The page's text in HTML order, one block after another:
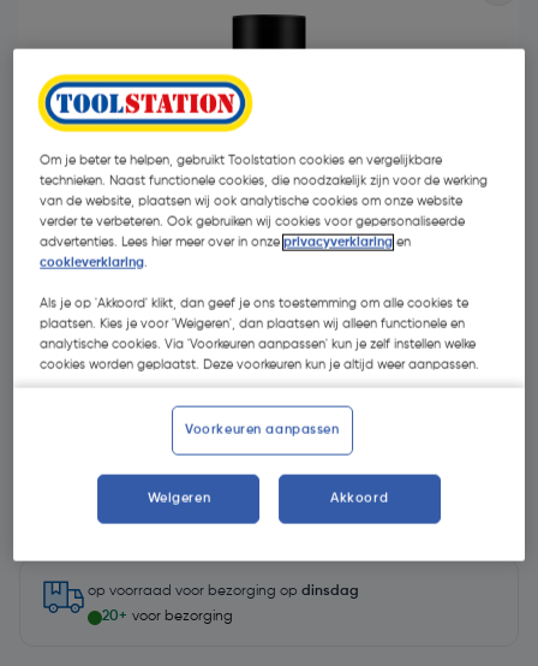
€ 12,75| Excl. btw € 10,54€ 31,88/L
Selecteer winkel - Bekijk voorraadniveaus en haal binnen 10
minuten op
Selecteer vestiging
op voorraad voor bezorging op dinsdag
20+ voor bezorging
Om je beter te helpen, gebruikt Toolstation cookies en vergelijkbare
technieken. Naast functionele cookies, die noodzakelijk zijn voor de werking
van de website, plaatsen wij ook analytische cookies om onze website
verder te verbeteren. Ook gebruiken wij cookies voor gepersonaliseerde
advertenties. Lees hier meer over in onzeprivacyverklaring en
cookieverklaring.
Als je op 'Akkoord' klikt, dan geef je ons toestemming om alle cookies te
plaatsen. Kies je voor 'Weigeren', dan plaatsen wij alleen functionele en
analytische cookies. Via 'Voorkeuren aanpassen' kun je zelf instellen welke
cookies worden geplaatst. Deze voorkeuren kun je altijd weer aanpassen.
Voorkeuren aanpassen
Weigeren Akkoord